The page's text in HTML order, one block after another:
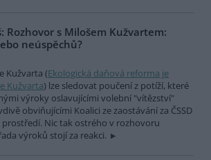
Rozhovor s Milošem Kužvartem:
neúspěchů?
Kužvarta (Ekologická daňová reforma je
Kužvarta) lze sledovat poučení z potíží, které
výroky oslavujícími volební "vítězství"
obviňujícími Koalici ze zaostávání za ČSSD
Nic tak ostrého v rozhovoru
výroků stojí za reakci.